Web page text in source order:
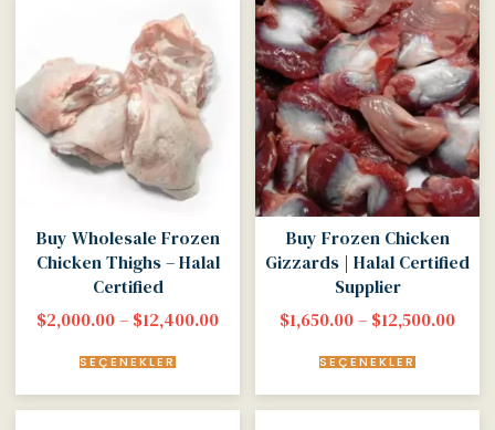
Buy Wholesale Frozen
Chicken Thighs – Halal
Certified
$2,000.00– $12,400.00
SEÇENEKLER
Buy Frozen Chicken
Gizzards | Halal Certified
Supplier
$1,650.00– $12,500.00
SEÇENEKLER